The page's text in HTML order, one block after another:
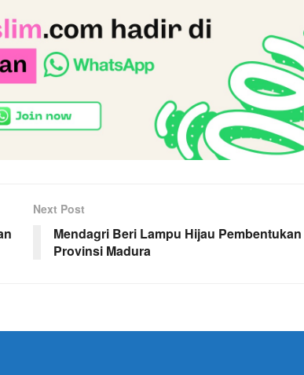
Next Post
Mendagri Beri Lampu Hijau Pembentukan
Provinsi Madura